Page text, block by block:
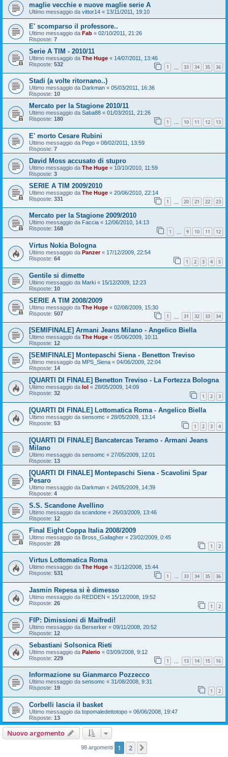
maglie vecchie e nuove maglie serie A
Ultimo messaggio da vittor14 « 13/11/2011, 19:10
E' scomparso il professore..
Ultimo messaggio da Fab « 02/10/2011, 21:26
Risposte: 7
Serie A TIM - 2010/11
Ultimo messaggio da The Huge « 14/07/2011, 13:46
Risposte: 532 1 33 34 35 36
Stadi (a volte ritornano..)
Ultimo messaggio da Darkman « 05/03/2011, 16:36
Risposte: 10
Mercato per la Stagione 2010/11
Ultimo messaggio da Saba88 « 01/03/2011, 21:26
Risposte: 180 1 … 10 11 12 13
E' morto Cesare Rubini
Ultimo messaggio da Pego « 08/02/2011, 13:59
Risposte: 7
David Moss accusato di stupro
Ultimo messaggio da The Huge « 10/10/2010, 11:59
Risposte: 3
SERIE A TIM 2009/2010
Ultimo messaggio da The Huge « 20/06/2010, 22:14
Risposte: 331 1 20 21 22 23
Mercato per la Stagione 2009/2010
Ultimo messaggio da Faccia « 12/06/2010, 14:13
Risposte: 168 1 9 10 11 12
Virtus Nokia Bologna
Ultimo messaggio da Panzer« 17/12/2009, 22:54
Risposte: 64 1 2 3 4 5
Gentile si dimette
Ultimo messaggio da Marki « 15/12/2009, 12:23
Risposte: 10
SERIE A TIM 2008/2009
Ultimo messaggio da The Huge « 02/08/2009, 15:30
Risposte: 507 1 31 32 33 34
[SEMIFINALE] Armani Jeans Milano - Angelico Biella
Ultimo messaggio da The Huge « 05/06/2009, 10:11
Risposte: 12
[SEMIFINALE] Montepaschi Siena - Benetton Treviso
Ultimo messaggio da MPS_Siena « 04/06/2009, 22:04
Risposte: 14
[QUARTI DI FINALE] Benetton Treviso - La Fortezza Bologna
Ultimo messaggio da lol « 28/05/2009, 14:09
Risposte: 32 1 2 3
[QUARTI DI FINALE] Lottomatica Roma - Angelico Biella
Ultimo messaggio da sensomc « 28/05/2009, 13:14
Risposte: 53 1 2 3 4
[QUARTI DI FINALE] Bancatercas Teramo - Armani Jeans
Milano
Ultimo messaggio da sensomc « 27/05/2009, 12:01
Risposte: 13
[QUARTI DI FINALE] Montepaschi Siena - Scavolini Spar
Pesaro
Ultimo messaggio da Darkman « 24/05/2009, 14:39
Risposte: 4
S.S. Scandone Avellino
Ultimo messaggio da scandone « 26/03/2009, 13:46
Risposte: 12
Final Eight Coppa Italia 2008/2009
Ultimo messaggio da Bross_Gallagher « 23/02/2009, 0:45
Risposte: 28 1 2
Virtus Lottomatica Roma
Ultimo messaggio da The Huge « 31/12/2008, 15:44
Risposte: 531 1 … 33 34 35 36
Jasmin Repesa si è dimesso
Ultimo messaggio da REDDEN « 15/12/2008, 19:52
Risposte: 26 1 2
FIP: Dimissioni di Maifredi!
Ultimo messaggio da Berserker « 09/11/2008, 20:52
Risposte: 12
Sebastiani Solsonica Rieti
Ultimo messaggio da Palerio « 03/09/2008, 9:12
Risposte: 229 1 13 14 15 16
Informazione su Gianmarco Pozzecco
Ultimo messaggio da sensomc « 31/08/2008, 9:31
Risposte: 19 1 2
Corbelli lascia il basket
Ultimo messaggio da topomaledettotopo « 06/06/2008, 19:47
Risposte: 13
Nuovo argomento
98 argomenti 1 2